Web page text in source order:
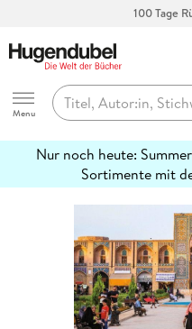
100 Tage
Hugendubel
Menu
Nur noch heute:
Sortimente mit
erfahren